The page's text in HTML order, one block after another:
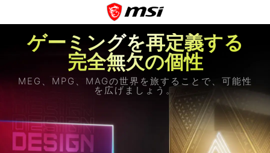
ゲーミングを再定義する
完全無欠の個性
MEG、MPG、MAGの世界を旅することで、可能性
を広げましょう。